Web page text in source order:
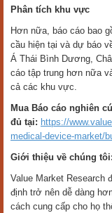
Phân tích khu vực
Hơn nữa, báo cáo bao
cầu hiện tại và dự báo
Á Thái Bình Dương,
cáo tập trung hơn nữa
cả các khu vực.
Mua Báo cáo nghiên
đủ tại: https://
medical-device-market/
Giới thiệu về chúng tôi:
Value Market Research
định trở nên dễ dàng
cách cung cấp cho họ